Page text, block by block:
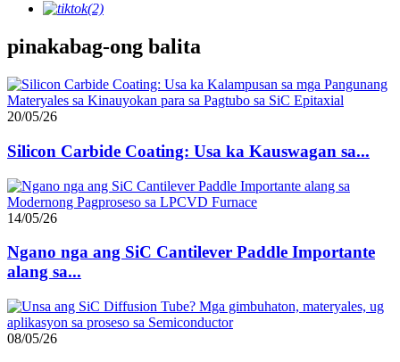
pinakabag-ong balita
20/05/26
Silicon Carbide Coating: Usa ka Kauswagan sa...
14/05/26
Ngano nga ang SiC Cantilever Paddle Importante
alang sa...
08/05/26